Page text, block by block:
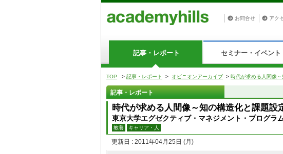
お問合せ アク
記事・レポート セミナー・イベント
TOP > 記事・レポート > オピニオンアーカイブ > 時代が求める人間像
記事・レポート
時代が求める人間像～知の構造化と課題設
東京大学エグゼクティブ・マネジメント・プログラ
教養 キャリア・人
更新日 : 2011年04月25日 (月)